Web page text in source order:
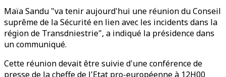
Maïa Sandu "va tenir aujourd'hui une réunion du Conseil
suprême de la Sécurité en lien avec les incidents dans la
région de Transdniestrie", a indiqué la présidence dans
un communiqué.
Cette réunion devait être suivie d'une conférence de
presse de la cheffe de l'Etat pro-européenne à 12H00